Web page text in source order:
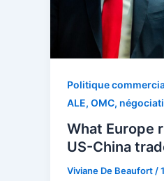
Politique
ALE, OMC,
What Europe
US-China
Viviane De Beaufort/